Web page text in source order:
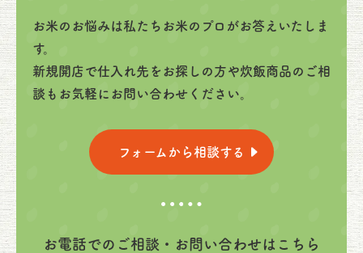
お米のお悩みは私たちお米のプロがお答えいたしま
す。
新規開店で仕入れ先をお探しの方や炊飯商品のご相
談もお気軽にお問い合わせください。
フォームから相談する
お電話でのご相談・お問い合わせはこちら